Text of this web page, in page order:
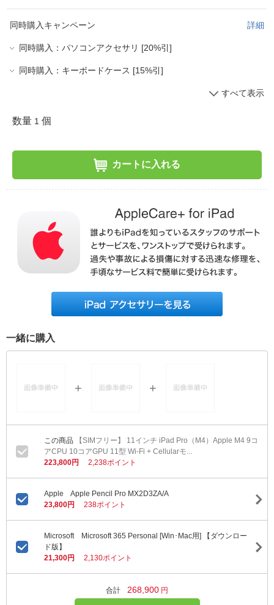
同時購入キャンペーン 詳細
同時購入：パソコンアクセサリ [20%引]
同時購入：キーボードケース [15%引]
すべて表示
数量 1 個
カートに入れる
一緒に購入
【SIMフリー】 11インチ iPad Pro（M4）Apple M4 9コ
アCPU 10コアGPU 11型 Wi-Fi + Cellularモ...
223,800円
2,238ポイント
Apple Apple Pencil Pro MX2D3ZA/A
23,800円
238ポイント
Microsoft Microsoft 365 Personal [Win･Mac用] 【ダウンロー
ド版】
21,300円
2,130ポイント
合計 268,900 円